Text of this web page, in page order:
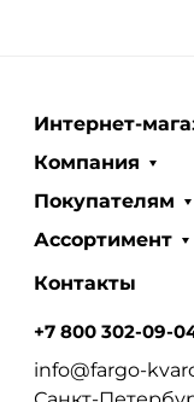
Интернет-
Компания
Покупателям
Ассортимент
Контакты
+7 800 302-09-
info@fargo-